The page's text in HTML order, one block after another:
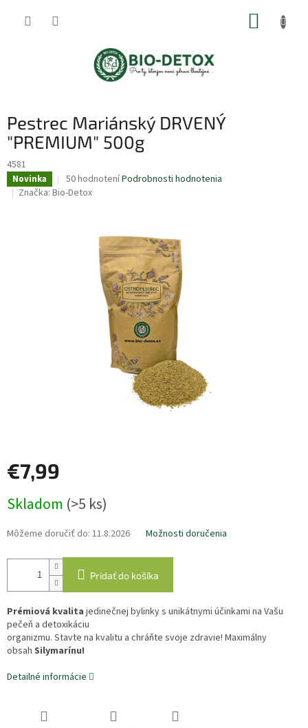
Pestrec Mariánský DRVENÝ
"PREMIUM" 500g
4581
Novinka
Priemerné
hodnotenie
hviezdičiek.
50 hodnoteníPodrobnosti hodnotenia
Značka: Bio-Detox
€7,99
cena:
Skladom (>5 ks)
Môžeme doručiť do: 11.8.2026 Možnosti doručenia
Pridať do košíka
Prémiová kvalita jedinečnej bylinky s unikátnymi účinkami na Vašu
pečeň a detoxikáciu
organizmu. Stavte na kvalitu a chráňte svoje zdravie! Maximálny
obsah Silymarínu!
Detailné informácie